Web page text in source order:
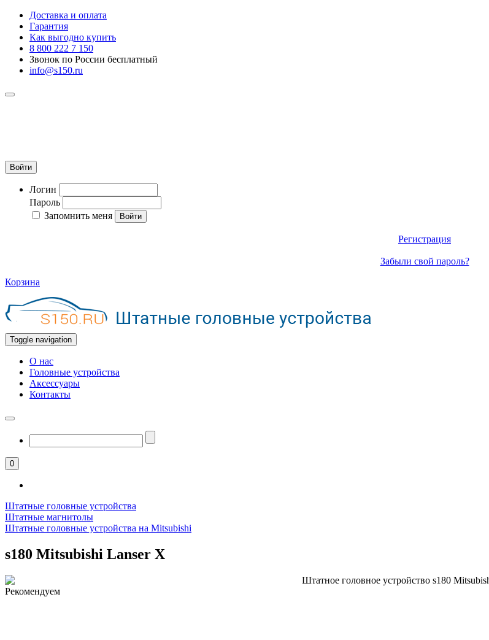
Доставка и оплата
Гарантия
Как выгодно купить
8 800 222 7 150
Звонок по России бесплатный
info@s150.ru
Войти
Логин
Пароль
Запомнить меня
Регистрация
Забыли свой пароль?
Корзина
Toggle navigation
О нас
Головные устройства
Аксессуары
Контакты
0
Штатные головные устройства
Штатные магнитолы
Штатные головные устройства на Mitsubishi
s180 Mitsubishi Lanser X
Рекомендуем